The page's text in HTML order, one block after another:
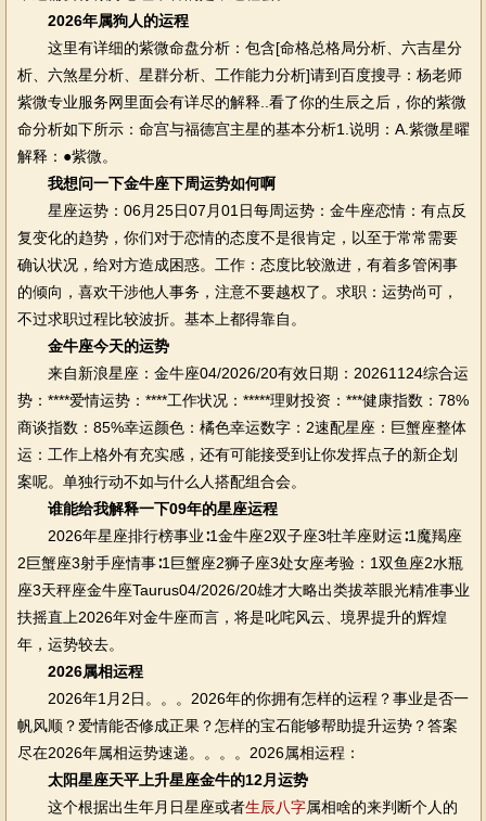
2026年属狗人的运程
这里有详细的紫微命盘分析：包含[命格总格局分析、六吉星分
析、六煞星分析、星群分析、工作能力分析]请到百度搜寻：杨老师
紫微专业服务网里面会有详尽的解释..看了你的生辰之后，你的紫微
命分析如下所示：命宫与福德宫主星的基本分析1.说明：A.紫微星曜
解释：●紫微。
我想问一下金牛座下周运势如何啊
星座运势：06月25日07月01日每周运势：金牛座恋情：有点反
复变化的趋势，你们对于恋情的态度不是很肯定，以至于常常需要
确认状况，给对方造成困惑。工作：态度比较激进，有着多管闲事
的倾向，喜欢干涉他人事务，注意不要越权了。求职：运势尚可，
不过求职过程比较波折。基本上都得靠自。
金牛座今天的运势
来自新浪星座：金牛座04/2026/20有效日期：20261124综合运
势：****爱情运势：****工作状况：*****理财投资：***健康指数：78%
商谈指数：85%幸运颜色：橘色幸运数字：2速配星座：巨蟹座整体
运：工作上格外有充实感，还有可能接受到让你发挥点子的新企划
案呢。单独行动不如与什么人搭配组合会。
谁能给我解释一下09年的星座运程
2026年星座排行榜事业∶1金牛座2双子座3牡羊座财运∶1魔羯座
2巨蟹座3射手座情事∶1巨蟹座2狮子座3处女座考验：1双鱼座2水瓶
座3天秤座金牛座Taurus04/2026/20雄才大略出类拔萃眼光精准事业
扶摇直上2026年对金牛座而言，将是叱咤风云、境界提升的辉煌
年，运势较去。
2026属相运程
2026年1月2日。。。2026年的你拥有怎样的运程？事业是否一
帆风顺？爱情能否修成正果？怎样的宝石能够帮助提升运势？答案
尽在2026年属相运势速递。。。。2026属相运程：
太阳星座天平上升星座金牛的12月运势
这个根据出生年月日星座或者生辰八字属相啥的来判断个人的